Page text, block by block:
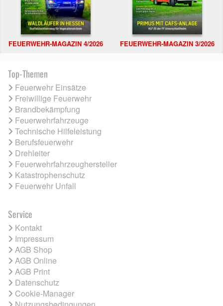
FEUERWEHR-MAGAZIN 4/2026 FEUERWEHR-MAGAZIN 3/2026
Top-Themen
Feuerwehr Einsätze
Freiwillige Feuerwehr
Brandbekämpfung
Feuerwehrfahrzeuge
Technische Hilfeleistung
Berufsfeuerwehr
Drehleiter
Feuerwehrfahrzeughersteller
Katastrophenschutz
Feuerwehr Unfall
Service
Kontakt
Impressum
AGB Shop
AGB Online
AGB Print
Datenschutz
Cookie-Manager